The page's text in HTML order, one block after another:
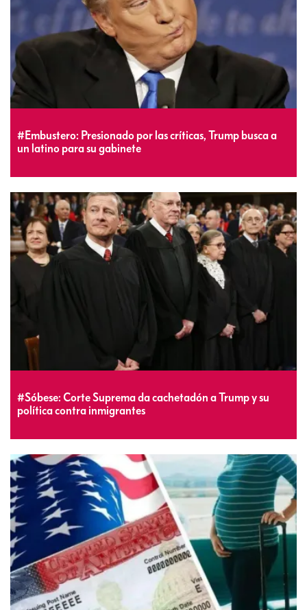
#Embustero: Presionado por las críticas, Trump busca a
un latino para su gabinete
#Sóbese: Corte Suprema da cachetadón a Trump y su
política contra inmigrantes